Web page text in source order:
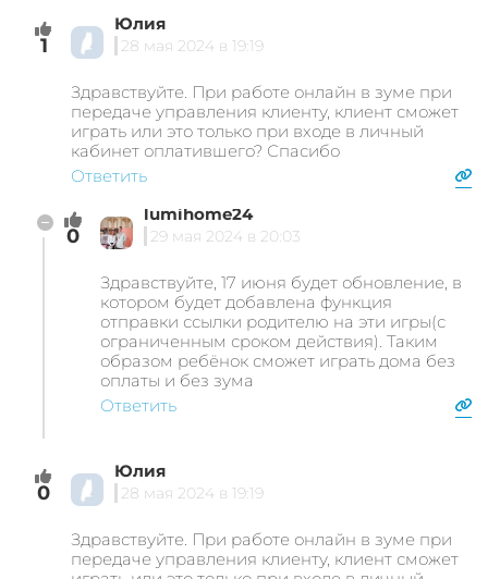
1
Юлия
28 мая 2024 в 19:19
Здравствуйте. При работе онлайн в зуме при
передаче управления клиенту, клиент сможет
играть или это только при входе в личный
кабинет оплатившего? Спасибо
Ответить
0
lumihome24
29 мая 2024 в 20:03
Здравствуйте, 17 июня будет обновление, в
котором будет добавлена функция
отправки ссылки родителю на эти игры(с
ограниченным сроком действия). Таким
образом ребёнок сможет играть дома без
оплаты и без зума
Ответить
0
Юлия
28 мая 2024 в 19:19
Здравствуйте. При работе онлайн в зуме при
передаче управления клиенту, клиент сможет